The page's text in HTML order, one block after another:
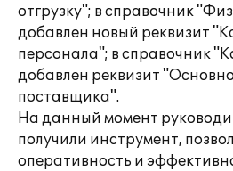
отгрузку"; в справочник
добавлен новый реквизит
персонала"; в справочник
добавлен реквизит
поставщика".
На данный момент
получили инструмент,
оперативность и